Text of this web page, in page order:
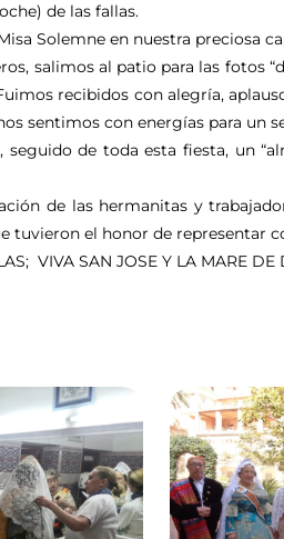
de las fallas.
Solemne en nuestra preciosa
salimos al patio para las fotos
recibidos con alegría,
sentimos con energías para un
de toda esta fiesta, un
de las hermanitas y
tuvieron el honor de representar
SAN JOSE Y LA MARE DE